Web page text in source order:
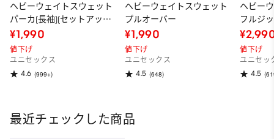
ヘビーウェイトスウェット
パーカ(長袖)(セットアップ
可能)(2025年度冬商品)
¥1,990
値下げ
ユニセックス
4.6 (999+)
ヘビーウェイトスウェット
プルオーバー
¥1,990
値下げ
ユニセックス
4.5 (648)
ヘビー
フルジ
冬商品)
値下げ
ユニセッ
4.5
最近チェックした商品